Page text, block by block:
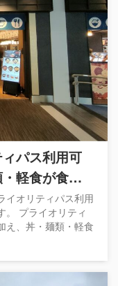
ィパス利用可
軽食が食べ
イオリティパス利用
。 プライオリティ
え、丼・麺類・軽食